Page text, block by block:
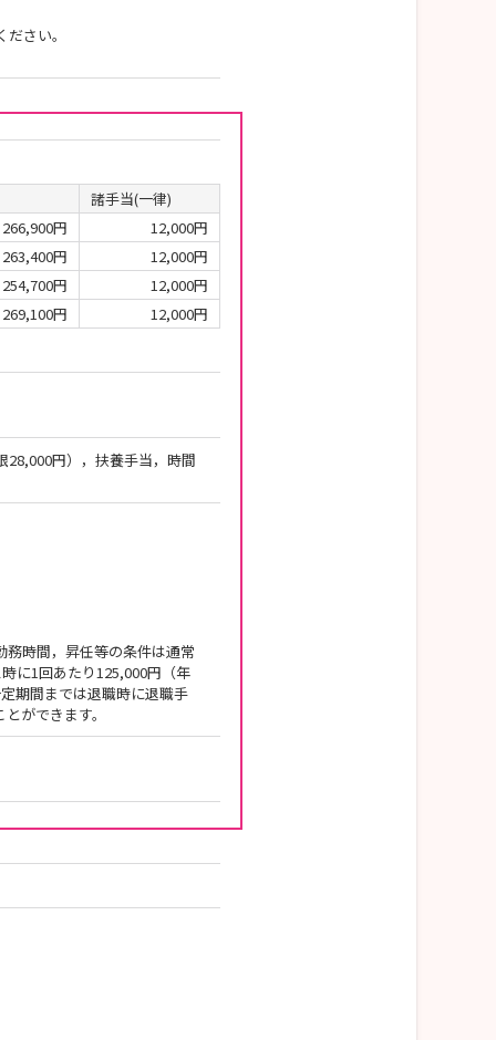
さい。
諸手当(一律)
266,900円
12,000円
263,400円
12,000円
254,700円
12,000円
269,100円
12,000円
円），扶養手当，時間
時間，昇任等の条件は通常
に1回あたり125,000円（年
期間までは退職時に退職手
ができます。